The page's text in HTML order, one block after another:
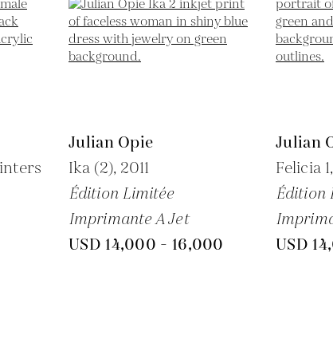
Julian Opie
Ika (2), 2011
Édition Limitée
Imprimante A Jet
USD 14,000 - 16,000
Julian
Felicia 1,
Édition
USD